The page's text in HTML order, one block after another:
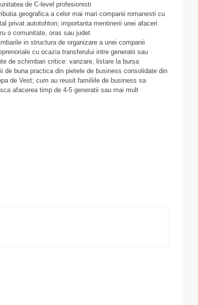
de C-level profesionisti
geografica a celor mai mari companii romanesti cu
privat autotohton; importanta mentinerii unei afaceri
o comunitate, oras sau judet
in structura de organizare a unei companii
cu ocazia transferului intre generatii sau
de schimbari critice: vanzare, listare la bursa
de buna practica din pietele de business consolidate din
de Vest; cum au reusit familiile de business sa
afacerea timp de 4-5 generatii sau mai mult